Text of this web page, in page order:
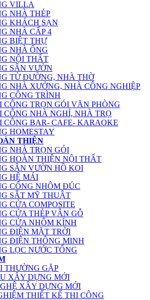
VILLA
NHÀ THÉP
KHÁCH SẠN
NHÀ CẤP 4
BIỆT THỰ
NHÀ ỐNG
NỘI THẤT
SÂN VƯỜN
TỪ ĐƯỜNG, NHÀ THỜ
NHÀ XƯỞNG, NHÀ CÔNG NGHIỆP
CÔNG TRÌNH
CÔNG TRỌN GÓI VĂN PHÒNG
CÔNG NHÀ NGHỈ, NHÀ TRỌ
CÔNG BAR- CAFE- KARAOKE
HOMESTAY
THIỆN
NHÀ TRỌN GÓI
HOÀN THIỆN NỘI THẤT
SÂN VƯỜN HỒ KOI
HỆ MÁI
CỔNG NHÔM ĐÚC
SẮT MỸ THUẬT
CỬA COMPOSITE
CỬA THÉP VÂN GỖ
CỬA NHÔM KÍNH
ĐIỆN MẶT TRỜI
ĐIỆN THÔNG MINH
LỌC NƯỚC TỔNG
THƯỜNG GẶP
XÂY DỰNG MỚI
XÂY DỰNG MỚI
THIẾT KẾ THI CÔNG